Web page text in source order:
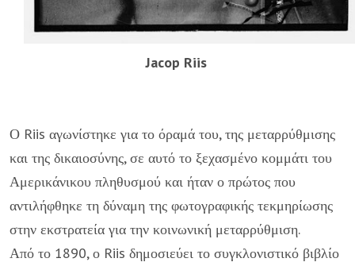
Jacop Riis
Ο Riis αγωνίστηκε για το όραμά του, της μεταρρύθμισης
και της δικαιοσύνης, σε αυτό το ξεχασμένο κομμάτι του
Αμερικάνικου πληθυσμού και ήταν ο πρώτος που
αντιλήφθηκε τη δύναμη της φωτογραφικής τεκμηρίωσης
στην εκστρατεία για την κοινωνική μεταρρύθμιση.
Από το 1890, ο Riis δημοσιεύει το συγκλονιστικό βιβλίο